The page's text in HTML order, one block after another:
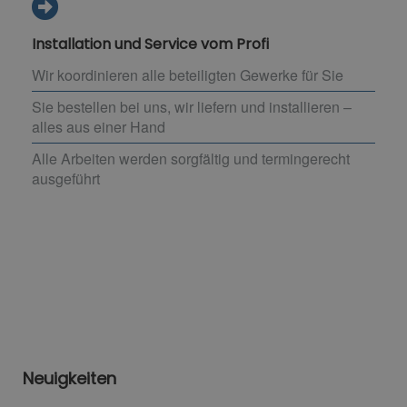
Installation und Service vom Profi
Wir koordinieren alle beteiligten Gewerke für Sie
Sie bestellen bei uns, wir liefern und installieren –
alles aus einer Hand
Alle Arbeiten werden sorgfältig und termingerecht
ausgeführt
Neuigkeiten